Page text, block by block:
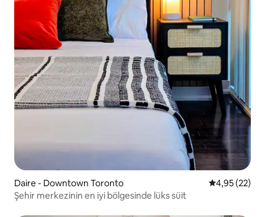
Daire - Downtown Toronto 5 üzerinden
4,95 (22)
Şehir merkezinin en iyi bölgesinde lüks süit